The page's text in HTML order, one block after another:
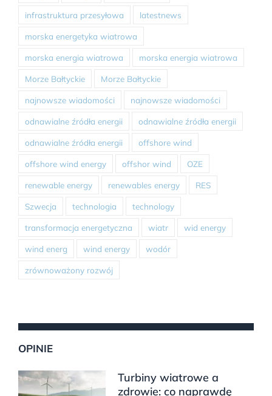
infrastruktura przesyłowa latestnews
morska energetyka wiatrowa
morska energia wiatrowa morska energia wiatrowa
Morze Bałtyckie Morze Bałtyckie
najnowsze wiadomości najnowsze wiadomości
odnawialne źródła energii odnawialne źródła energii
odnawialne źródła energii offshore wind
offshore wind energy offshor wind OZE
renewable energy renewables energy RES
Szwecja technologia technology
transformacja energetyczna wiatr wid energy
wind energ wind energy wodór
zrównoważony rozwój
OPINIE
Turbiny wiatrowe a
zdrowie: co naprawdę